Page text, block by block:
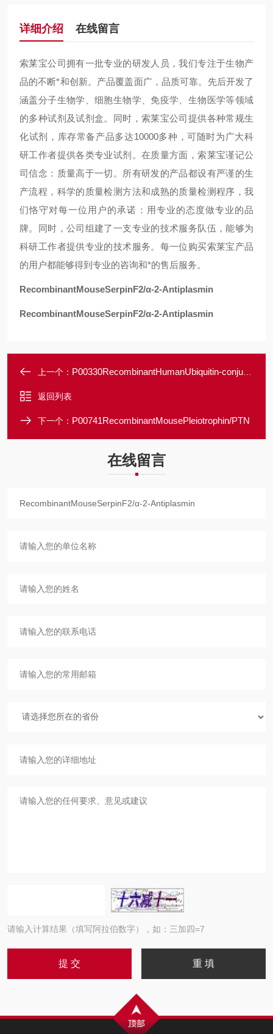
详细介绍 在线留言
索莱宝公司拥有一批专业的研发人员，我们专注于生物产
品的不断*和创新。产品覆盖面广，品质可靠。先后开发了
涵盖分子生物学、细胞生物学、免疫学、生物医学等领域
的多种试剂及试剂盒。同时，索莱宝公司提供各种常规生
化试剂，库存常备产品多达10000多种，可随时为广大科
研工作者提供各类专业试剂。在质量方面，索莱宝谨记公
司信念：质量高于一切。所有研发的产品都设有严谨的生
产流程，科学的质量检测方法和成熟的质量检测程序，我
们恪守对每一位用户的承诺：用专业的态度做专业的品
牌。同时，公司组建了一支专业的技术服务队伍，能够为
科研工作者提供专业的技术服务。每一位购买索莱宝产品
的用户都能够得到专业的咨询和*的售后服务。
RecombinantMouseSerpinF2/α-2-Antiplasmin
RecombinantMouseSerpinF2/α-2-Antiplasmin
上一个： P00330RecombinantHumanUbiquitin-conjugatingenzymeE2D1/UBE2D1/UBCH5
返回列表
下一个： P00741RecombinantMousePleiotrophin/PTN
在线留言
请输入计算结果（填写阿拉伯数字），如：三加四=7